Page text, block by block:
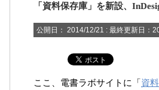
「資料保存庫」を新設、
公開日： 2014/12/21 : 最終更新日：
ここ、電書ラボサイトに「資